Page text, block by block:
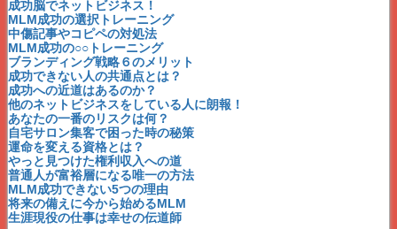
男性にも向いているMLM
MLMシングルマザー成功者が多い理由
MLM失敗の連続がくれたもの
普通の人が最短で成功できるMLM
これからの時代はフリースタイルのMLM
MLM月収１００万円が夢で終わらない理由
MLM１００％成功できる３つの鍵～３つ目の鍵
MLM１００％成功できる３つの鍵～２つ目の鍵
MLM１００％成功できる３つの鍵～1つ目の鍵
楽しむことがMLM成功への道
MLM情報の嘘と真実
MLMは自分が実感する
MLMの魔の関門
MLM×リーダーの出現
MLMフォローの優先順位
成功脳でネットビジネス！
MLM成功の選択トレーニング
中傷記事やコピペの対処法
MLM成功の○○トレーニング
ブランディング戦略６のメリット
成功できない人の共通点とは？
成功への近道はあるのか？
他のネットビジネスをしている人に朗報！
あなたの一番のリスクは何？
自宅サロン集客で困った時の秘策
運命を変える資格とは？
やっと見つけた権利収入への道
普通人が富裕層になる唯一の方法
MLM成功できない5つの理由
将来の備えに今から始めるMLM
生涯現役の仕事は幸せの伝道師